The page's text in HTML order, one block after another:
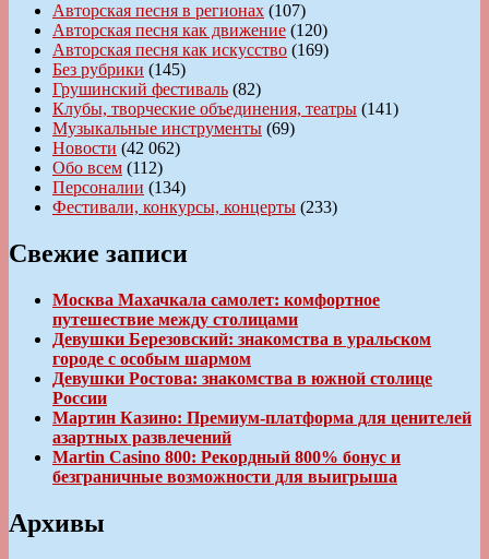
Авторская песня в регионах (107)
Авторская песня как движение (120)
Авторская песня как искусство (169)
Без рубрики (145)
Грушинский фестиваль (82)
Клубы, творческие объединения, театры (141)
Музыкальные инструменты (69)
Новости (42 062)
Обо всем (112)
Персоналии (134)
Фестивали, конкурсы, концерты (233)
Свежие записи
Москва Махачкала самолет: комфортное
путешествие между столицами
Девушки Березовский: знакомства в уральском
городе с особым шармом
Девушки Ростова: знакомства в южной столице
России
Мартин Казино: Премиум-платформа для ценителей
азартных развлечений
Martin Casino 800: Рекордный 800% бонус и
безграничные возможности для выигрыша
Архивы